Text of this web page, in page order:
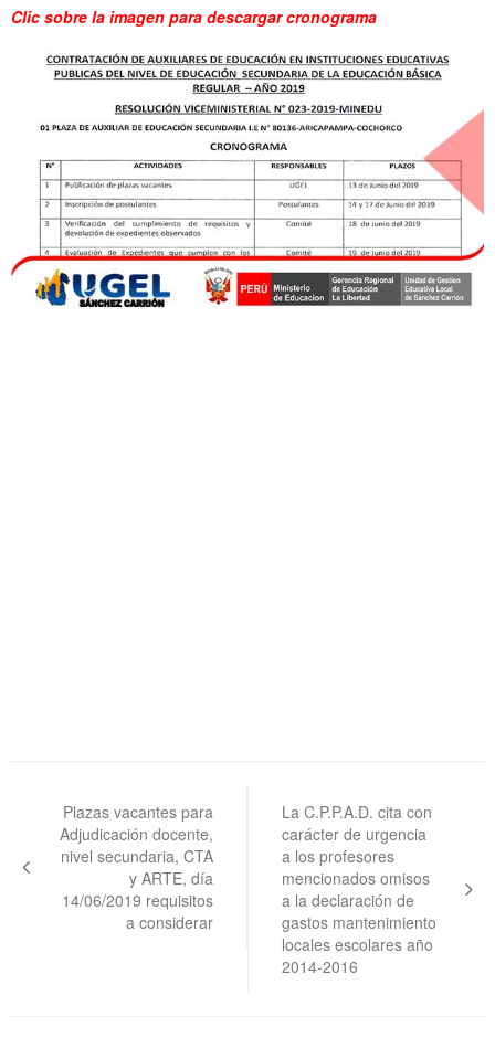
Clic sobre la imagen para descargar cronograma
entradas
Plazas vacantes para
Adjudicación docente,
nivel secundaria, CTA
y ARTE, día
14/06/2019 requisitos
a considerar
La C.P.P.A.D. cita con
carácter de urgencia
a los profesores
mencionados omisos
a la declaración de
gastos mantenimiento
locales escolares año
2014-2016